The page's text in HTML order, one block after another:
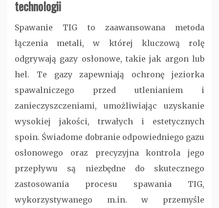
technologii
Spawanie TIG to zaawansowana metoda
łączenia metali, w której kluczową rolę
odgrywają gazy osłonowe, takie jak argon lub
hel. Te gazy zapewniają ochronę jeziorka
spawalniczego przed utlenianiem i
zanieczyszczeniami, umożliwiając uzyskanie
wysokiej jakości, trwałych i estetycznych
spoin. Świadome dobranie odpowiedniego gazu
osłonowego oraz precyzyjna kontrola jego
przepływu są niezbędne do skutecznego
zastosowania procesu spawania TIG,
wykorzystywanego m.in. w przemyśle